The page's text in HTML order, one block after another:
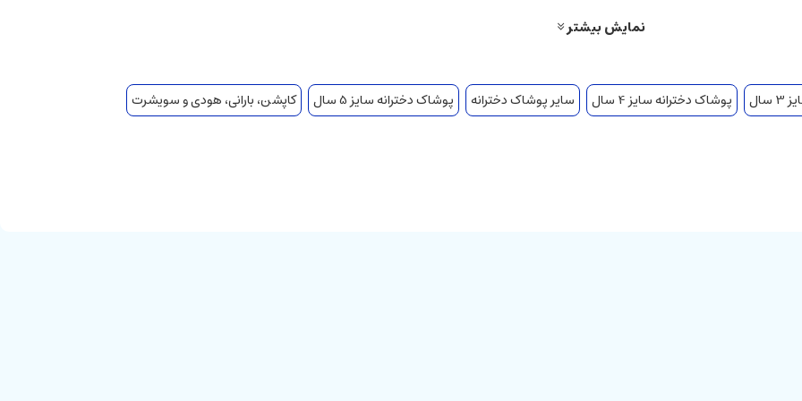
نمایش بیشتر
پوشاک دخترانه سایز 4 سال سایر پوشاک دخترانه پوشاک دخترانه سایز 5 سال
کاپشن، بارانی، هودی و سویشرت